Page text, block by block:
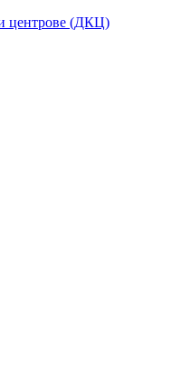
центрове (ДКЦ)